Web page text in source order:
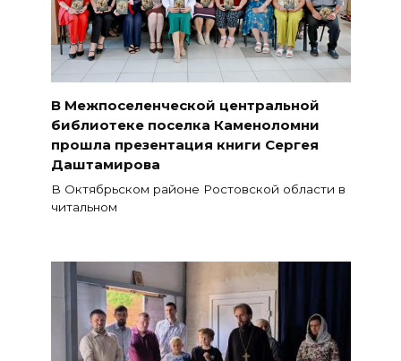
В Межпоселенческой центральной
библиотеке поселка Каменоломни
прошла презентация книги Сергея
Даштамирова
В Октябрьском районе Ростовской области в
читальном